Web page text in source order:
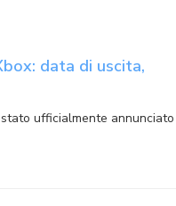
data di uscita,
ufficialmente annunciato